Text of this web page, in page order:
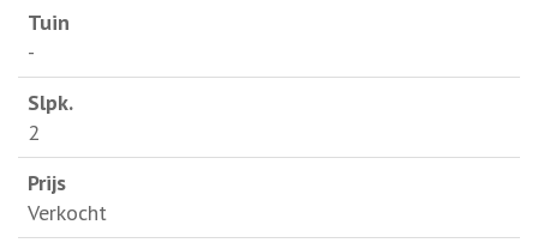
-
2
Verkocht